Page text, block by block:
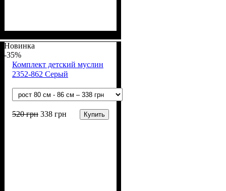
хлопок)
Новинка
-35%
Комплект детский муслин
2352-862 Серый
520грн 338 грн Купить